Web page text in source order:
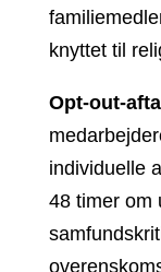
knyttet til
Opt-out-
individuelle
48 timer om